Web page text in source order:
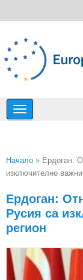
Премини към
Вие сте тук
Начало » Ердоган:
изключително
Ердоган:
Русия са
регион